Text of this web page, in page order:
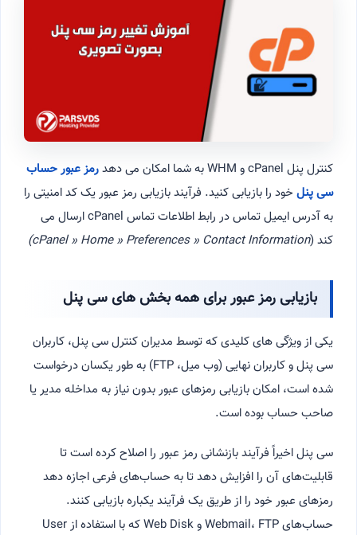
کنترل پنل cPanel و WHM به شما امکان می دهد
رمز عبور حساب
سی پنلخود را بازیابی کنید. فرآیند بازیابی رمز عبور یک کد امنیتی را
به آدرس ایمیل تماس در رابط اطلاعات تماس cPanel ارسال می
کند (cPanel » Home » Preferences » Contact Information)
بازیابی رمز عبور برای همه بخش های سی پنل
یکی از ویژگی های کلیدی که توسط مدیران کنترل سی پنل، کاربران
سی پنل و کاربران نهایی (وب میل، FTP) به طور یکسان درخواست
شده است، امکان بازیابی رمزهای عبور بدون نیاز به مداخله مدیر یا
صاحب حساب بوده است.
سی پنل اخیراً فرآیند بازنشانی رمز عبور را اصلاح کرده است تا
قابلیت‌های آن را افزایش دهد تا به حساب‌های فرعی اجازه دهد
رمزهای عبور خود را از طریق یک فرآیند یکباره بازیابی کنند.
حساب‌های Webmail، FTP و Web Disk که با استفاده از User